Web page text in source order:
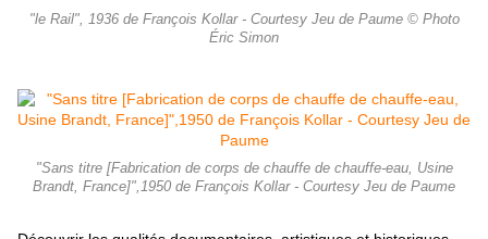
"le Rail", 1936 de François Kollar - Courtesy Jeu de Paume © Photo
Éric Simon
"Sans titre [Fabrication de corps de chauffe de chauffe-eau, Usine
Brandt, France]",1950 de François Kollar - Courtesy Jeu de Paume